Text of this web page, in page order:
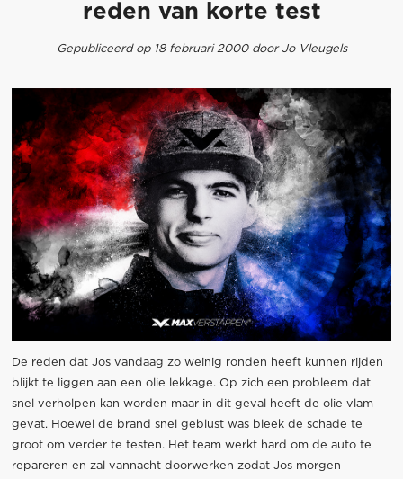
reden van korte test
Gepubliceerd op 18 februari 2000 door Jo Vleugels
De reden dat Jos vandaag zo weinig ronden heeft kunnen rijden
blijkt te liggen aan een olie lekkage. Op zich een probleem dat
snel verholpen kan worden maar in dit geval heeft de olie vlam
gevat. Hoewel de brand snel geblust was bleek de schade te
groot om verder te testen. Het team werkt hard om de auto te
repareren en zal vannacht doorwerken zodat Jos morgen